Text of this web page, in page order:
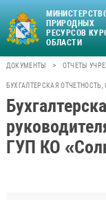
ПРИРОДНЫХ
РЕСУРСОВ
ОБЛАСТИ
ДОКУМЕНТЫ > ОТЧЕТЫ
БУХГАЛТЕРСКАЯ
ГУП КО